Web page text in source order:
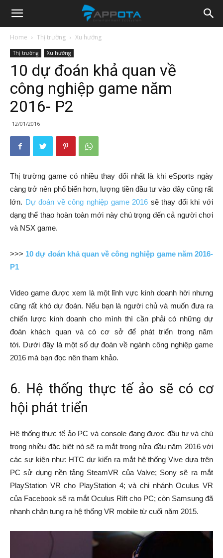
Appota
News
Home Thị trường Xu hướng
Thị trường Xu hướng
10 dự đoán khả quan về
công nghiệp game năm
2016- P2
12/01/2016
Thị trường game có nhiều thay đổi nhất là khi eSports ngày
càng trở nên phổ biến hơn, lượng tiền đầu tư vào đây cũng rất
lớn. Dự đoán về công nghiệp game 2016 sẽ thay đổi khi với
dạng thể thao hoàn toàn mới này chú trọng đến cả người chơi
và NSX game.
>>> 10 dự đoán khả quan về công nghiệp game năm 2016-
P1
Video game được xem là một lĩnh vực kinh doanh hời nhưng
cũng rất khó dự đoán. Nếu bạn là người chủ và muốn đưa ra
chiến lược kinh doanh cho mình thì cần phải có những dự
đoán khách quan và có cơ sở để phát triển trong năm
tới. Dưới đây là một số dự đoán về ngành công nghiệp game
2016 mà bạn đọc nên tham khảo.
6. Hệ thống thực tế ảo sẽ có cơ
hội phát triển
Hệ thống thực tế ảo PC và console đang được đầu tư và chú
trọng nhiều đặc biệt nó sẽ ra mắt trong nửa đầu năm 2016 với
các sự kiện như: HTC dự kiến ra mắt hệ thống Vive dựa trên
PC sử dụng nền tảng SteamVR của Valve; Sony sẽ ra mắt
PlayStation VR cho PlayStation 4; và chi nhánh Oculus VR
của Facebook sẽ ra mắt Oculus Rift cho PC; còn Samsung đã
nhanh chân tung ra hệ thống VR mobile từ cuối năm 2015.